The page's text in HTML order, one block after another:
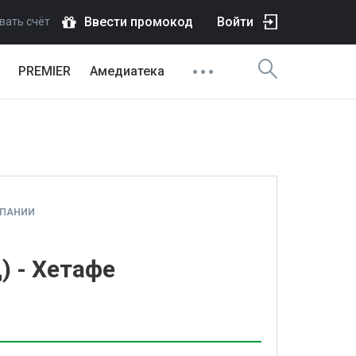
счёт Ввести промокод Войти
PREMIER Амедиатека
- Хетафе